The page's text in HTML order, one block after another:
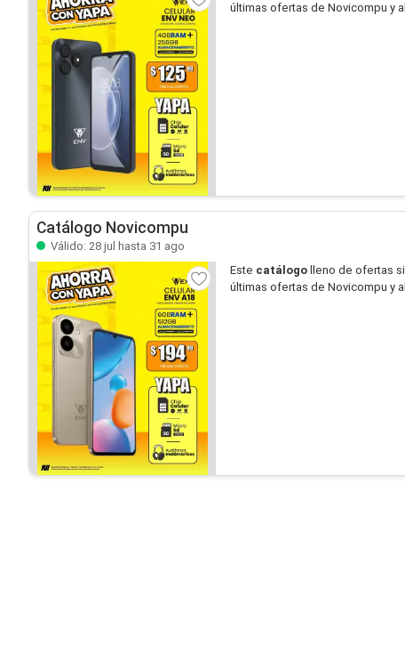
últimas ofertas de Novicompu y
Catálogo Novicompu
Válido: 28 jul hasta 31 ago
Este catálogo lleno de ofertas
últimas ofertas de Novicompu y